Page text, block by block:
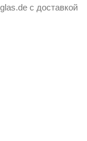
с доставкой